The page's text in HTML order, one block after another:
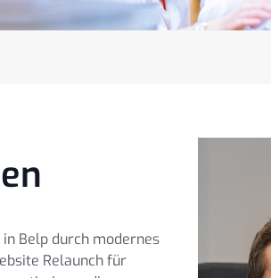
Belp durch modernes
Relaunch für